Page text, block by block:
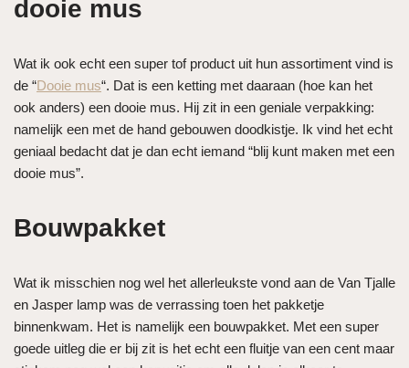
dooie mus
Wat ik ook echt een super tof product uit hun assortiment vind is
de “Dooie mus“. Dat is een ketting met daaraan (hoe kan het
ook anders) een dooie mus. Hij zit in een geniale verpakking:
namelijk een met de hand gebouwen doodkistje. Ik vind het echt
geniaal bedacht dat je dan echt iemand “blij kunt maken met een
dooie mus”.
Bouwpakket
Wat ik misschien nog wel het allerleukste vond aan de Van Tjalle
en Jasper lamp was de verrassing toen het pakketje
binnenkwam. Het is namelijk een bouwpakket. Met een super
goede uitleg die er bij zit is het echt een fluitje van een cent maar